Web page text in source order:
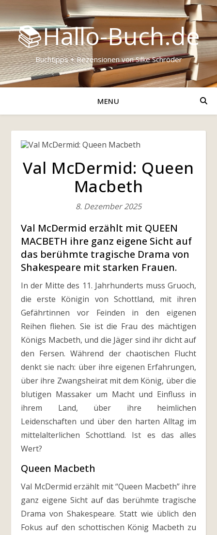
📚Hallo-Buch.de
Buchtipps + Rezensionen von Silke Schröder
MENU
Val McDermid: Queen
Macbeth
8. Dezember 2025
Val McDermid erzählt mit QUEEN
MACBETH ihre ganz eigene Sicht auf
das berühmte tragische Drama von
Shakespeare mit starken Frauen.
In der Mitte des 11. Jahrhunderts muss Gruoch,
die erste Königin von Schottland, mit ihren
Gefährtinnen vor Feinden in den eigenen
Reihen fliehen. Sie ist die Frau des mächtigen
Königs Macbeth, und die Jäger sind ihr dicht auf
den Fersen. Während der chaotischen Flucht
denkt sie nach: über ihre eigenen Erfahrungen,
über ihre Zwangsheirat mit dem König, über die
blutigen Massaker um Macht und Einfluss in
ihrem Land, über ihre heimlichen
Leidenschaften und über den harten Alltag im
mittelalterlichen Schottland. Ist es das alles
Wert?
Queen Macbeth
Val McDermid erzählt mit “Queen Macbeth” ihre
ganz eigene Sicht auf das berühmte tragische
Drama von Shakespeare. Statt wie üblich den
Fokus auf den schottischen König Macbeth zu